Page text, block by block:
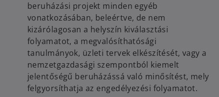
beruházási projekt minden egyéb
vonatkozásában, beleértve, de nem
kizárólagosan a helyszín kiválasztási
folyamatot, a megvalósíthatósági
tanulmányok, üzleti tervek elkészítését, vagy a
nemzetgazdasági szempontból kiemelt
jelentőségű beruházássá való minősítést, mely
felgyorsíthatja az engedélyezési folyamatot.